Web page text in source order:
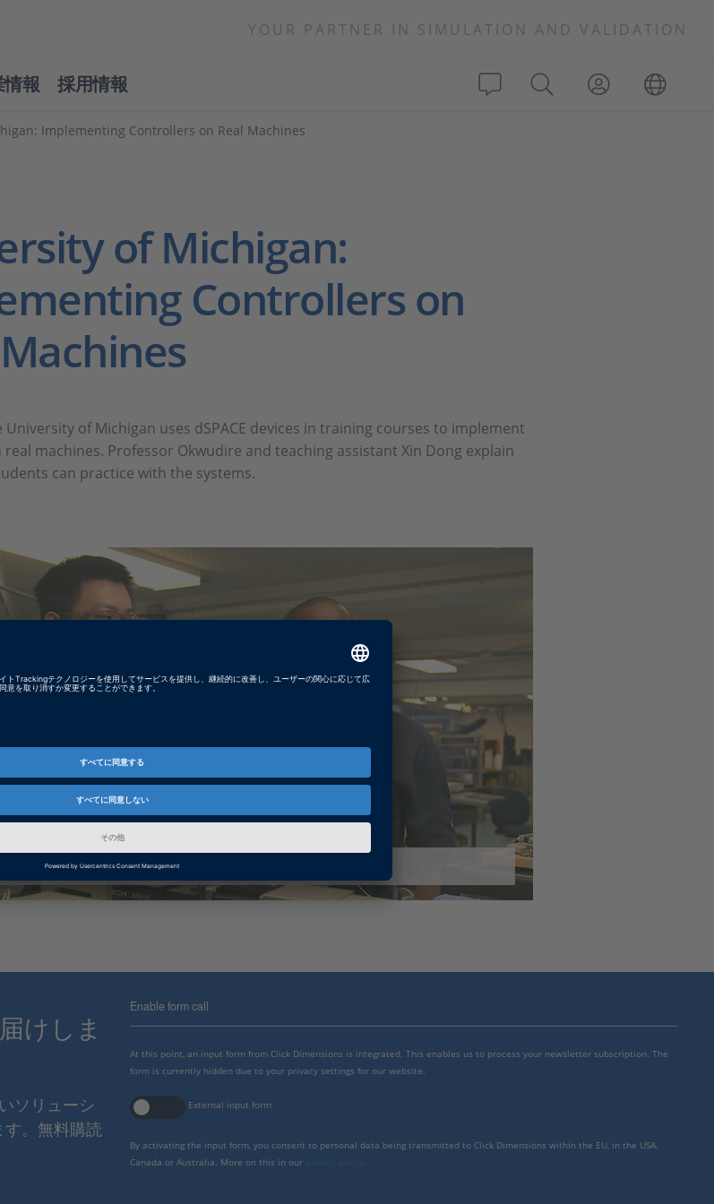
YOUR PARTNER IN SIMULATION AND VALIDATION
報 採用情報
Implementing Controllers on Real Machines
of Michigan:
Controllers on
University of Michigan uses dSPACE devices in training courses to implement
machines. Professor Okwudire and teaching assistant Xin Dong explain
can practice with the systems.
Play
Video
Implementing Controllers on Real Machines
けしま
ソリューシ
。無料購読
Enable form call
At this point, an input form from Click Dimensions is integrated. This enables us to process your newsletter subscription. The
form is currently hidden due to your privacy settings for our website.
External input form
By activating the input form, you consent to personal data being transmitted to Click Dimensions within the EU, in the USA,
Canada or Australia. More on this in our